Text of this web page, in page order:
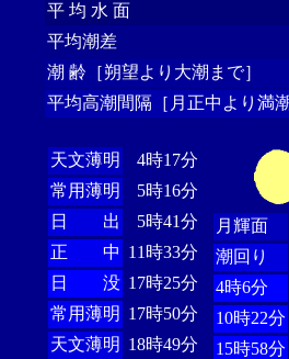
平 均 水 面
平均潮差
潮 齢［朔望より大潮まで］
平均高潮間隔［月正中より満潮
天文薄明
4時17分
常用薄明
5時16分
日 出
5時41分
正 中 11時33分
日 没 17時25分
常用薄明 17時50分
天文薄明 18時49分
月輝面
潮回り
4時6分
10時22分
15時58分